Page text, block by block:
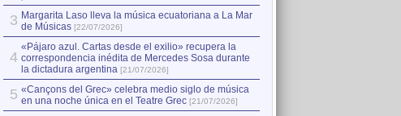
3 Margarita Laso lleva la música ecuatoriana a La Mar
de Músicas [22/07/2026]
4
«Pájaro azul. Cartas desde el exilio» recupera la
correspondencia inédita de Mercedes Sosa durante
la dictadura argentina [21/07/2026]
5 «Cançons del Grec» celebra medio siglo de música
en una noche única en el Teatre Grec [21/07/2026]